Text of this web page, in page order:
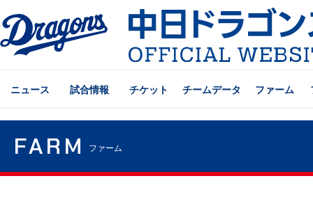
ニュース 試合情報 チケット チームデータ ファーム
FARM ファーム